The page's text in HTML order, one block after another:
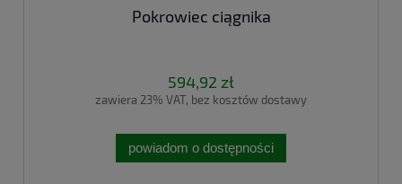
Pokrowiec ciągnika
594,92 zł
zawiera 23% VAT, bez kosztów dostawy
powiadom o dostępności